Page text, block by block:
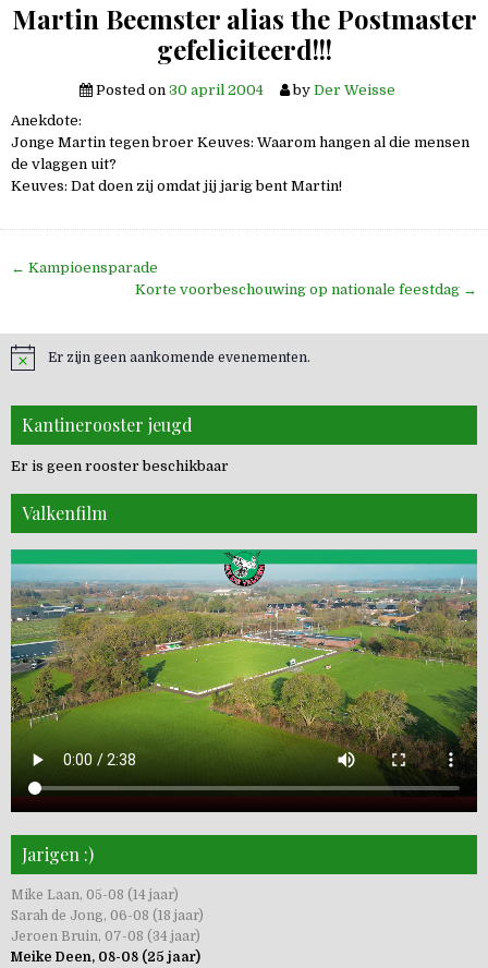
Martin Beemster alias the Postmaster
gefeliciteerd!!!
Posted on 30 april 2004 by Der Weisse
Anekdote:
Jonge Martin tegen broer Keuves: Waarom hangen al die mensen
de vlaggen uit?
Keuves: Dat doen zij omdat jij jarig bent Martin!
Bericht
← Kampioensparade
Korte voorbeschouwing op nationale feestdag →
Er zijn geen aankomende evenementen.
Kantinerooster jeugd
Er is geen rooster beschikbaar
Valkenfilm
Jarigen :)
Mike Laan, 05-08 (14 jaar)
Sarah de Jong, 06-08 (18 jaar)
Jeroen Bruin, 07-08 (34 jaar)
Meike Deen, 08-08 (25 jaar)